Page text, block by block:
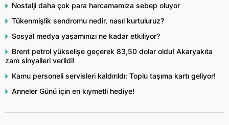
Nostalji daha çok para harcamamıza sebep oluyor
Tükenmişlik sendromu nedir, nasıl kurtuluruz?
Sosyal medya yaşamınızı ne kadar etkiliyor?
Brent petrol yükselişe geçerek 83,50 dolar oldu! Akaryakıta
zam sinyalleri verildi!
Kamu personeli servisleri kaldırıldı: Toplu taşıma kartı geliyor!
Anneler Günü için en kıymetli hediye!